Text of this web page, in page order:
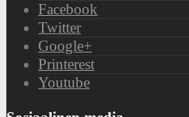
Facebook
Twitter
Google+
Printerest
Youtube